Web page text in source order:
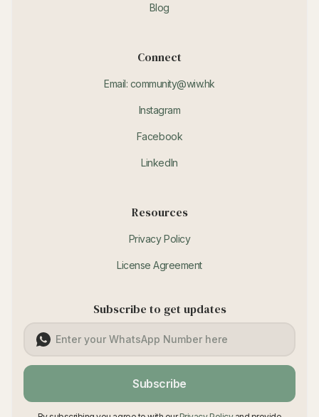
Blog
Connect
Email: community@wiw.hk
Instagram
Facebook
LinkedIn
Resources
Privacy Policy
License Agreement
Subscribe to get updates
Subscribe